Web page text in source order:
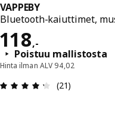
VAPPEBY
Bluetooth-kaiuttimet,
118,-
Hinta 118,-
Poistuu mallistosta
Hinta ilman ALV 94,02
: 4.3 / 5
(21)